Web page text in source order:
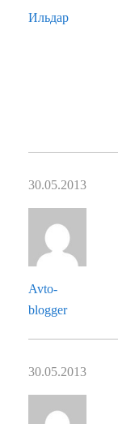
Ильдар
30.05.2013
Avto-
blogger
30.05.2013